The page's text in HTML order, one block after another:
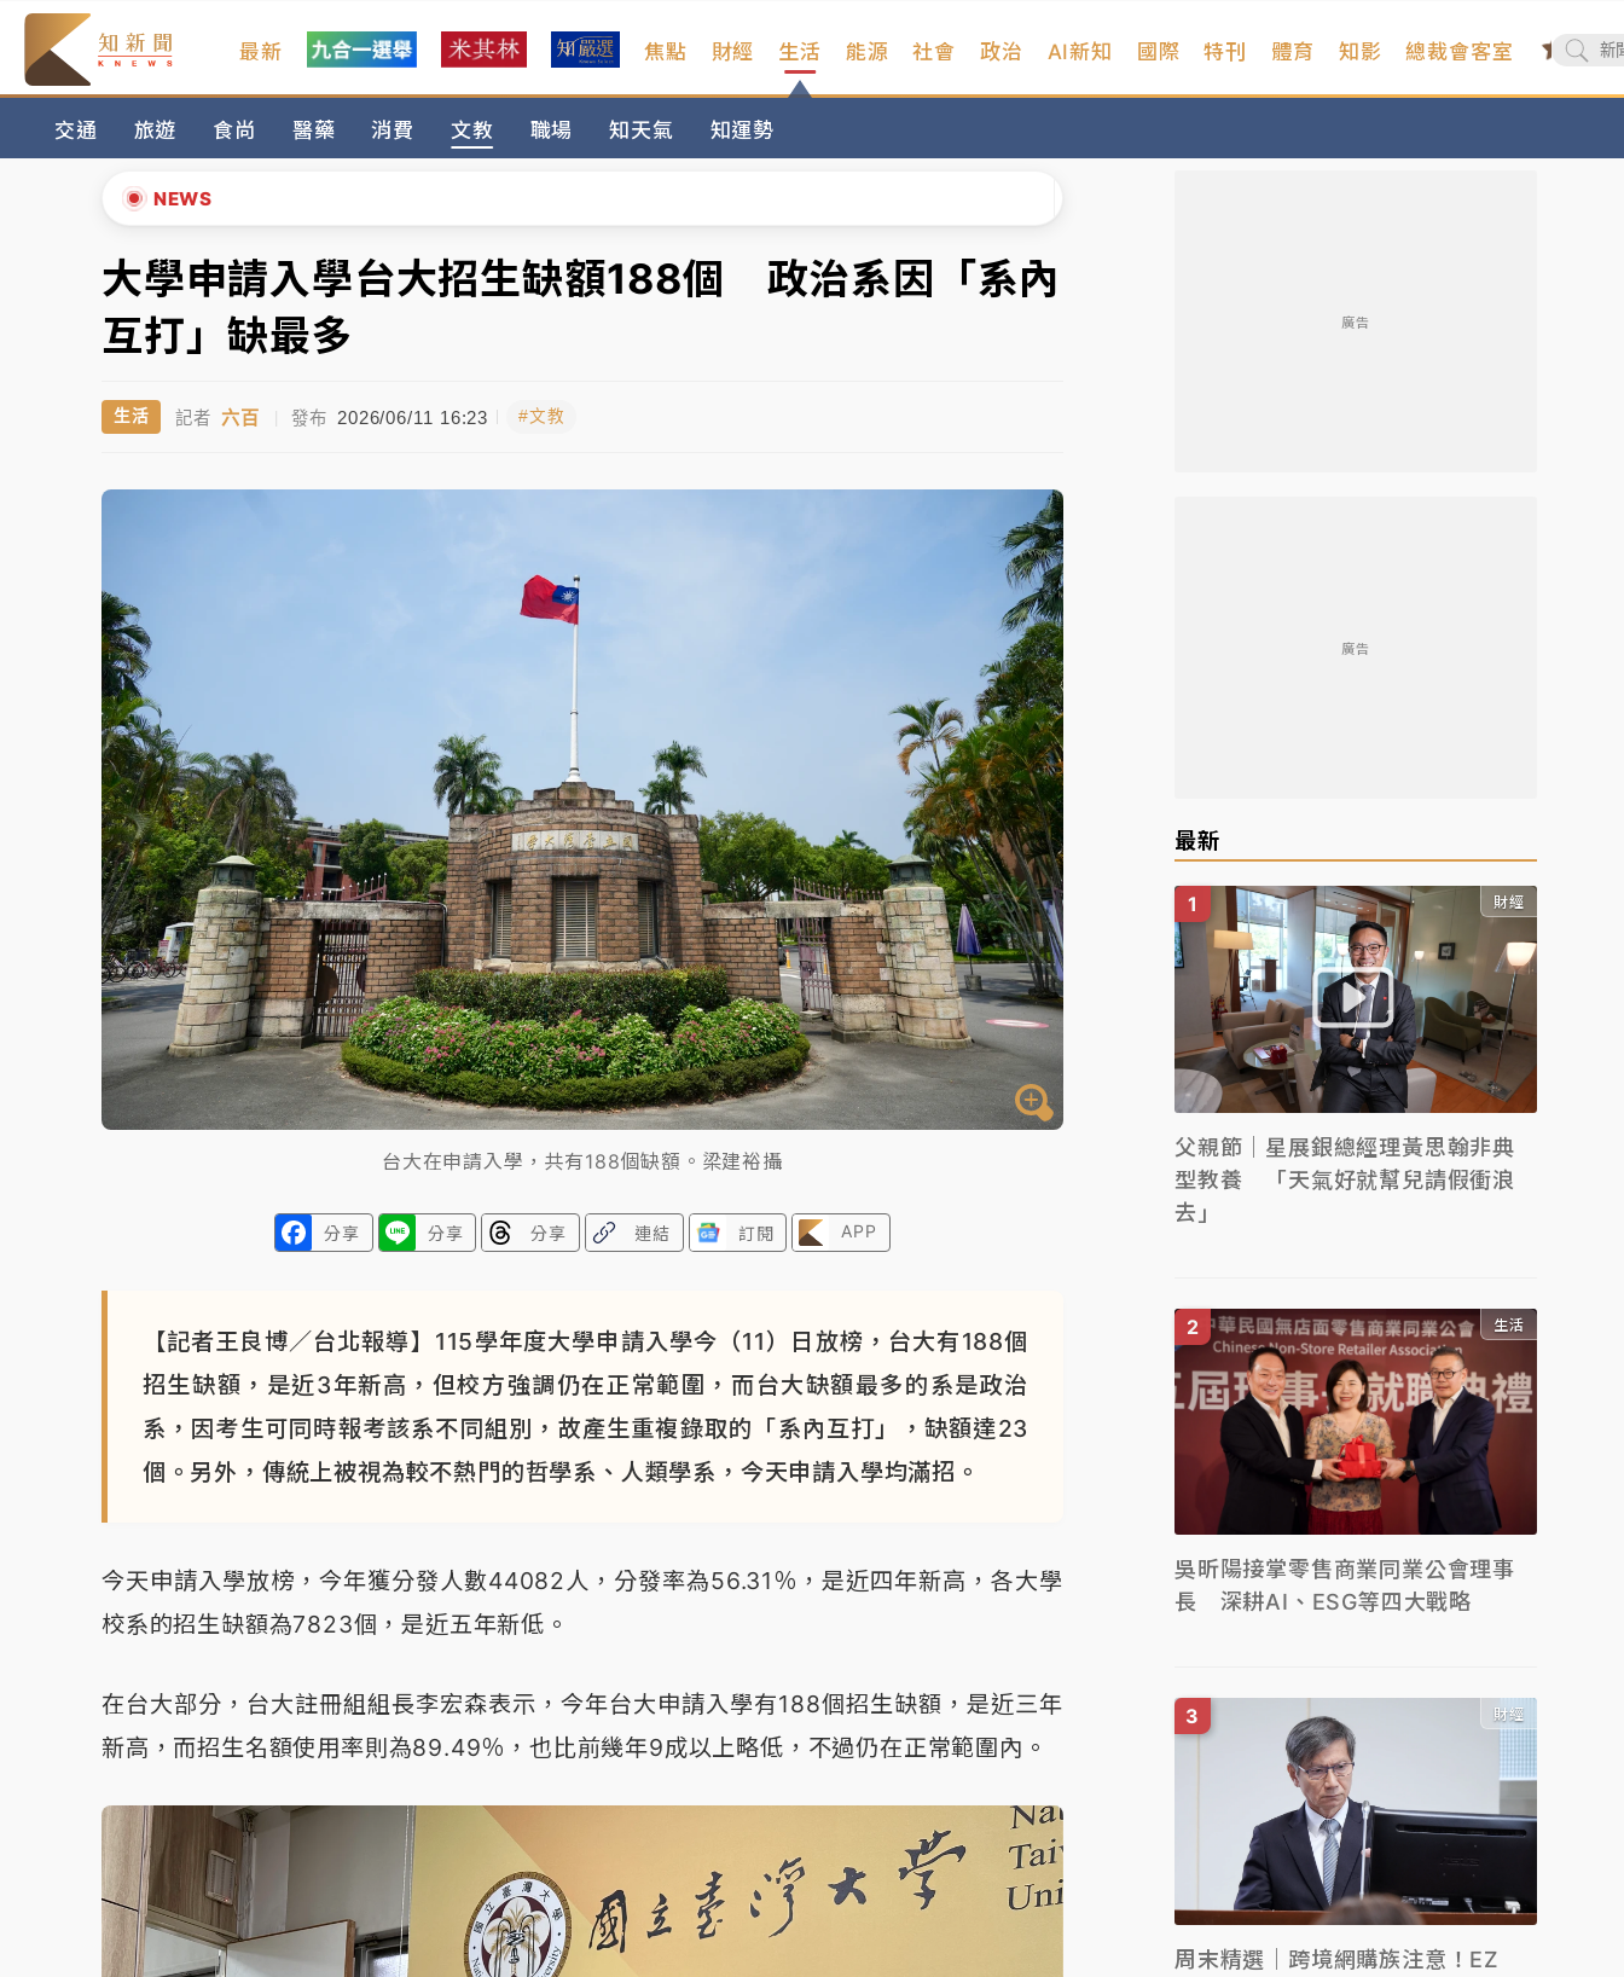
最新 焦點 財經 生活
交通 旅遊 食尚 醫藥 消費 文教 職場 知天氣 知運勢
能源 社會 政治 AI新知 國際 特刊 體育 知影 總裁會客室
NEWS
中颱白海豚環流掠北海！今明防劇烈降雨 東部高溫飆38度
周末精選｜
本周爆款短影音｜ 柯文哲帶電子手鐶拄拐杖現身／周玉蔻蔡玉真開撕爆料
周末精選｜ 跨境網購族注意！EZ Way若改由政府委任 預算難關如何解？
父親節玩樂園！六福村今明2天「爸爸免費」 遠雄海洋買1送1
柯文哲帶電子手鐶拄拐杖現身／周玉蔻蔡玉真開撕爆料
周末精選｜
蔣萬安的建中同學！47歲法律學霸戰桃園 公開上任首要3件事
▲
▼
大學申請入學台大招生缺額188個 政治系因「系內
互打」缺最多
生活 記者 六百 | 發布 2026/06/11 16:23 #文教
台大在申請入學，共有188個缺額。梁建裕攝
分享 分享 分享 連結 訂閱 APP
【記者王良博／台北報導】115學年度大學申請入學今（11）日放榜，台大有188個
招生缺額，是近3年新高，但校方強調仍在正常範圍，而台大缺額最多的系是政治
系，因考生可同時報考該系不同組別，故產生重複錄取的「系內互打」，缺額達23
個。另外，傳統上被視為較不熱門的哲學系、人類學系，今天申請入學均滿招。
今天申請入學放榜，今年獲分發人數44082人，分發率為56.31％，是近四年新高，各大學
校系的招生缺額為7823個，是近五年新低。
在台大部分，台大註冊組組長李宏森表示，今年台大申請入學有188個招生缺額，是近三年
新高，而招生名額使用率則為89.49％，也比前幾年9成以上略低，不過仍在正常範圍內。
廣告
廣告
最新
財經
父親節｜星展銀總經理黃思翰非典
型教養 「天氣好就幫兒請假衝浪
去」
生活
吳昕陽接掌零售商業同業公會理事
長 深耕AI、ESG等四大戰略
財經
周末精選｜跨境網購族注意！EZ